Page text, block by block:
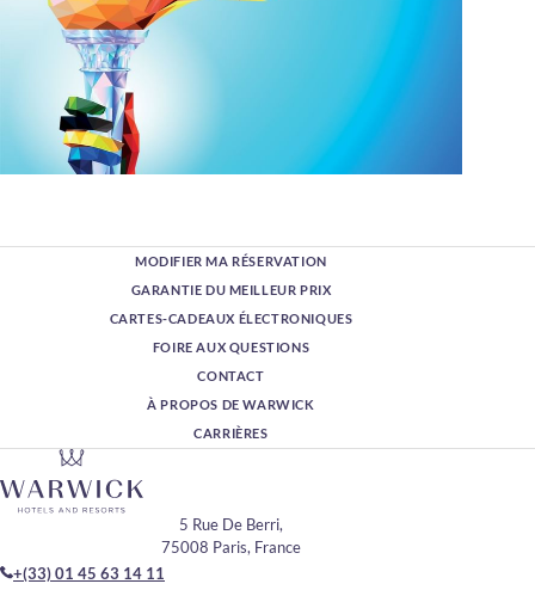
MODIFIER MA RÉSERVATION
GARANTIE DU MEILLEUR PRIX
CARTES-CADEAUX ÉLECTRONIQUES
FOIRE AUX QUESTIONS
CONTACT
À PROPOS DE WARWICK
CARRIÈRES
5 Rue De Berri,
75008 Paris, France
+(33) 01 45 63 14 11